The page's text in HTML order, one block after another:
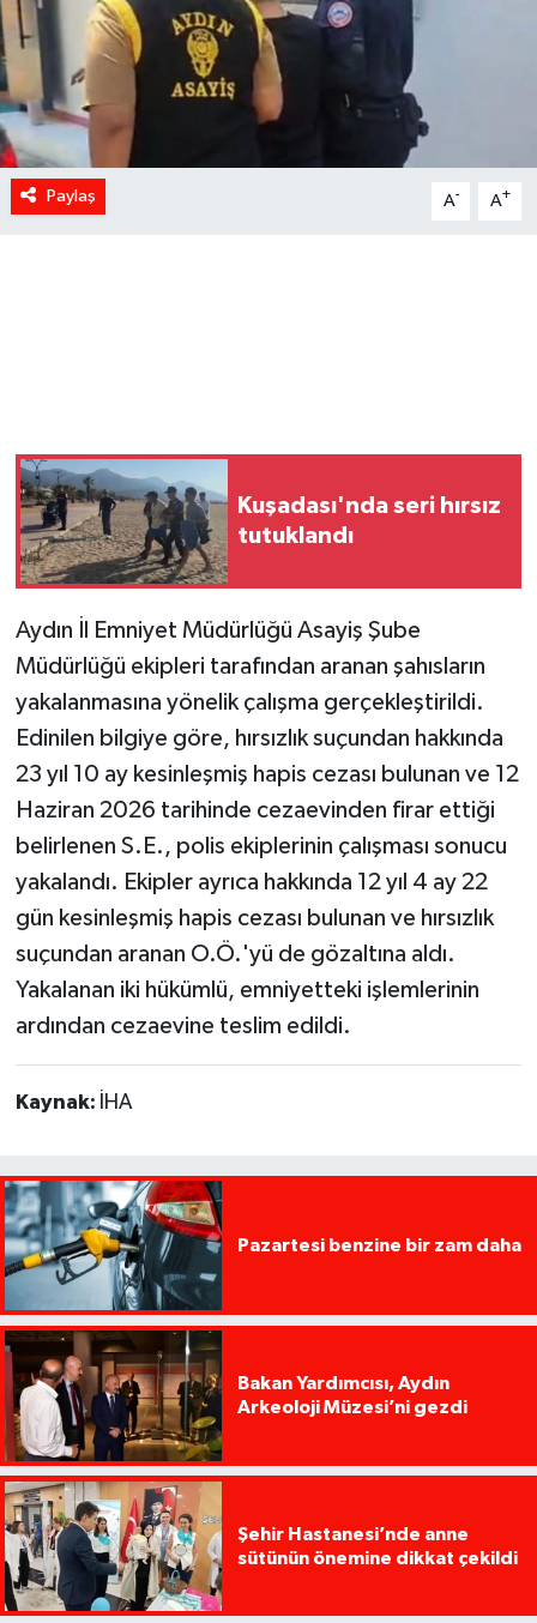
Paylaş A- A+
Kuşadası'nda seri hırsız
tutuklandı
Aydın İl Emniyet Müdürlüğü Asayiş Şube
Müdürlüğü ekipleri tarafından aranan şahısların
yakalanmasına yönelik çalışma gerçekleştirildi.
Edinilen bilgiye göre, hırsızlık suçundan hakkında
23 yıl 10 ay kesinleşmiş hapis cezası bulunan ve 12
Haziran 2026 tarihinde cezaevinden firar ettiği
belirlenen S.E., polis ekiplerinin çalışması sonucu
yakalandı. Ekipler ayrıca hakkında 12 yıl 4 ay 22
gün kesinleşmiş hapis cezası bulunan ve hırsızlık
suçundan aranan O.Ö.'yü de gözaltına aldı.
Yakalanan iki hükümlü, emniyetteki işlemlerinin
ardından cezaevine teslim edildi.
Kaynak: İHA
Pazartesi benzine bir zam daha
Bakan Yardımcısı, Aydın
Arkeoloji Müzesi’ni gezdi
Şehir Hastanesi’nde anne
sütünün önemine dikkat çekildi